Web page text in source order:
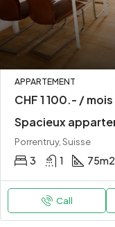
APPARTEMENT
CHF 1 100.- / mois
Porrentruy, Suisse
3 1 75m2
Call